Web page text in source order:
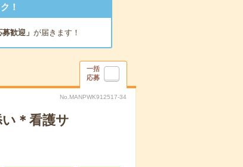
！
歓迎」 が届きます！
一括
応募
No.MANPWK912517-34
＊看護サ